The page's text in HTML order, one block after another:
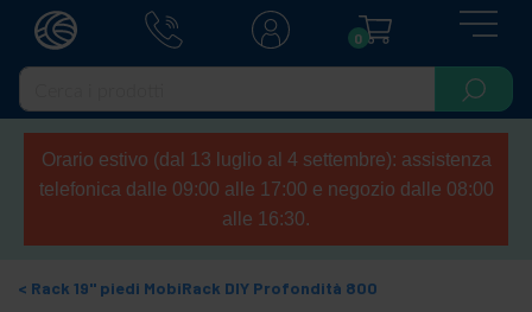
0
Orario estivo (dal 13 luglio al 4 settembre): assistenza
telefonica dalle 09:00 alle 17:00 e negozio dalle 08:00
alle 16:30.
Rack 19" piedi MobiRack DIY Profondità 800